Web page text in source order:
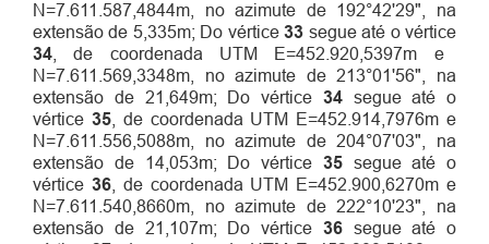
N=7.611.587,4844m, no azimute de 192°42'29", na
extensão de 5,335m; Do vértice33 segue até o vértice
34 , de coordenada UTM E=452.920,5397m e
N=7.611.569,3348m, no azimute de 213°01'56", na
extensão de 21,649m; Do vértice 34 segue até o
vértice 35, de coordenada UTM E=452.914,7976m e
N=7.611.556,5088m, no azimute de 204°07'03", na
extensão de 14,053m; Do vértice 35 segue até o
vértice 36, de coordenada UTM E=452.900,6270m e
N=7.611.540,8660m, no azimute de 222°10'23", na
extensão de 21,107m; Do vértice 36 segue até o